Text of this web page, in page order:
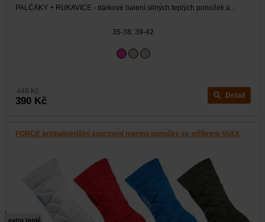
PALČÁKY + RUKAVICE - dárkové balení silných teplých ponožek a...
35-38, 39-42
448 Kč
390 Kč Detail
FORCE antibakteriální sportovní merino ponožky se stříbrem VoXX
extra teplé